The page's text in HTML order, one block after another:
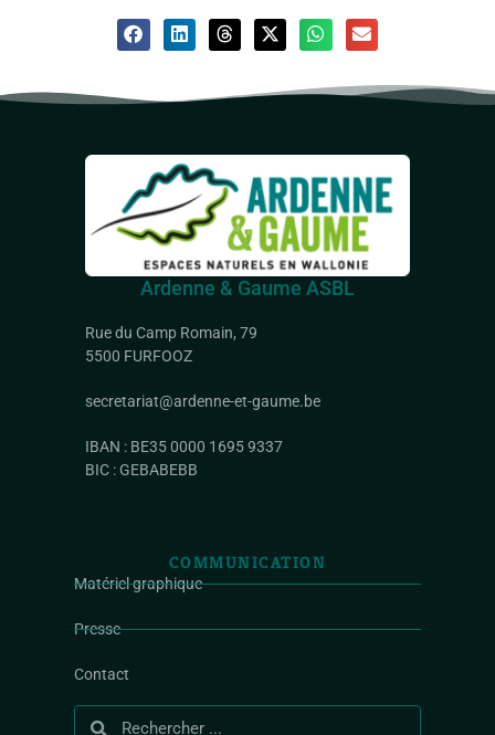
Ardenne & Gaume ASBL
Rue du Camp Romain, 79
5500 FURFOOZ
secretariat@ardenne-et-gaume.be
IBAN : BE35 0000 1695 9337
BIC : GEBABEBB
COMMUNICATION
Matériel graphique
Presse
Contact